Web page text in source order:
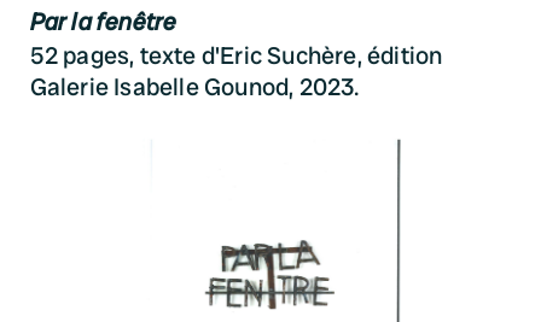
Par la fenêtre
52 pages, texte d'Eric Suchère, édition
Galerie Isabelle Gounod, 2023.